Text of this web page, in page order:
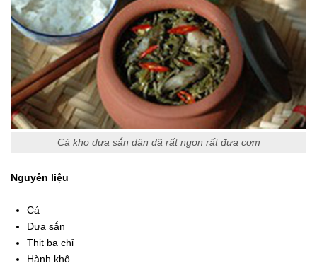
Cá kho dưa sắn dân dã rất ngon rất đưa cơm
Nguyên liệu
Cá
Dưa sắn
Thịt ba chỉ
Hành khô